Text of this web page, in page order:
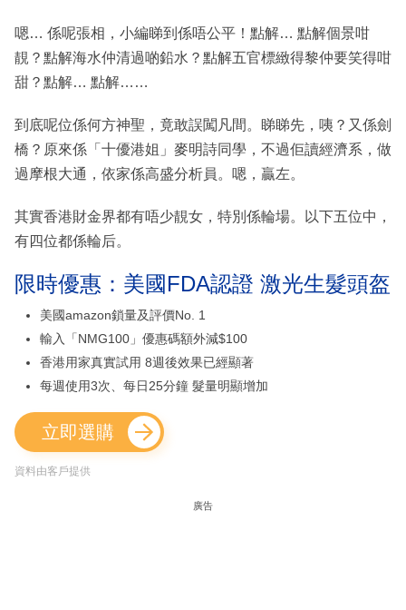
嗯… 係呢張相，小編睇到係唔公平！點解… 點解個景咁
靚？點解海水仲清過啲鉛水？點解五官標緻得黎仲要笑得咁
甜？點解… 點解……
到底呢位係何方神聖，竟敢誤闖凡間。睇睇先，咦？又係劍
橋？原來係「十優港姐」麥明詩同學，不過佢讀經濟系，做
過摩根大通，依家係高盛分析員。嗯，贏左。
其實香港財金界都有唔少靚女，特別係輪場。以下五位中，
有四位都係輪后。
限時優惠：美國FDA認證 激光生髮頭盔
美國amazon鎖量及評價No. 1
輸入「NMG100」優惠碼額外減$100
香港用家真實試用 8週後效果已經顯著
每週使用3次、每日25分鐘 髮量明顯增加
立即選購
資料由客戶提供
廣告